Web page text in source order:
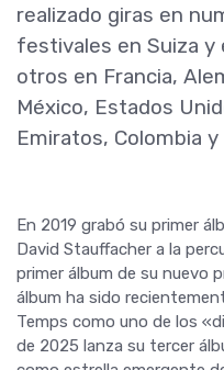
realizado giras en
festivales en Suiza
otros en Francia,
México, Estados
Emiratos, Colombia y
En 2019 grabó su primer
David Stauffacher a la
primer álbum de su nuevo
álbum ha sido
Temps como uno de los
de 2025 lanza su tercer